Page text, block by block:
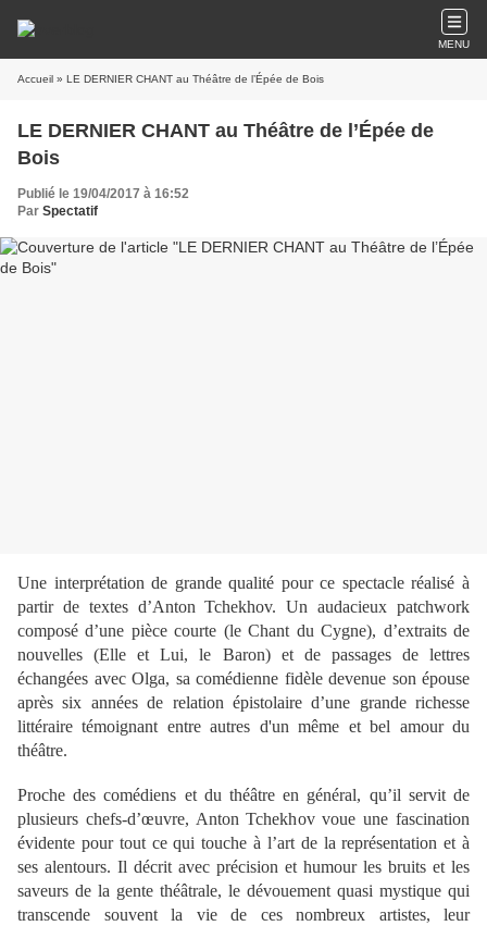
MENU
Accueil » LE DERNIER CHANT au Théâtre de l’Épée de Bois
LE DERNIER CHANT au Théâtre de l’Épée de
Bois
Publié le 19/04/2017 à 16:52
Par Spectatif
Une interprétation de grande qualité pour ce spectacle réalisé à
partir de textes d’Anton Tchekhov. Un audacieux patchwork
composé d’une pièce courte (le Chant du Cygne), d’extraits de
nouvelles (Elle et Lui, le Baron) et de passages de lettres
échangées avec Olga, sa comédienne fidèle devenue son épouse
après six années de relation épistolaire d’une grande richesse
littéraire témoignant entre autres d'un même et bel amour du
théâtre.
Proche des comédiens et du théâtre en général, qu’il servit de
plusieurs chefs-d’œuvre, Anton Tchekhov voue une fascination
évidente pour tout ce qui touche à l’art de la représentation et à
ses alentours. Il décrit avec précision et humour les bruits et les
saveurs de la gente théâtrale, le dévouement quasi mystique qui
transcende souvent la vie de ces nombreux artistes, leur